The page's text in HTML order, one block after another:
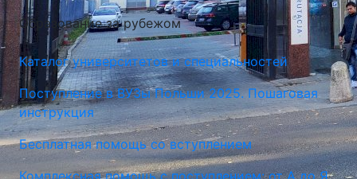
Образование за рубежом
Каталог университетов и специальностей
Поступление в ВУЗы Польши 2025. Пошаговая
инструкция
Бесплатная помощь со вступлением
Комплексная помощь с поступлением: от А до Я